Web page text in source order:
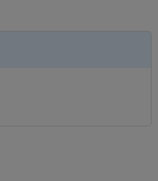
fönster.